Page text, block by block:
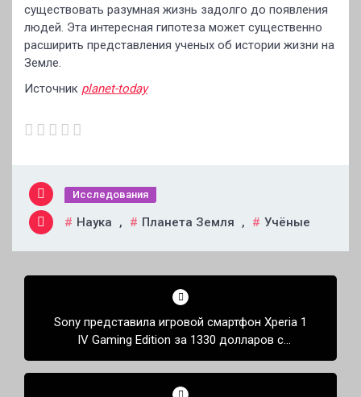
существовать разумная жизнь задолго до появления
людей. Эта интересная гипотеза может существенно
расширить представления ученых об истории жизни на
Земле.
Источник planet-today
Исследования
Наука , Планета Земля , Учёные
Навигация
записямSony представила игровой смартфон Xperia 1
IV Gaming Edition за 1330 долларов c
подключением к проводной сети